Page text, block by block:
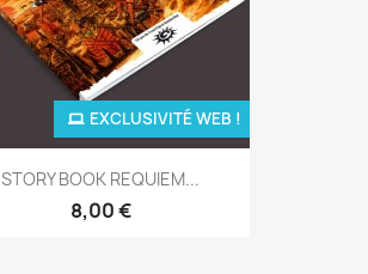
STORY BOOK REQUIEM...
8,00 €
EXCLUSIVITÉ WEB !